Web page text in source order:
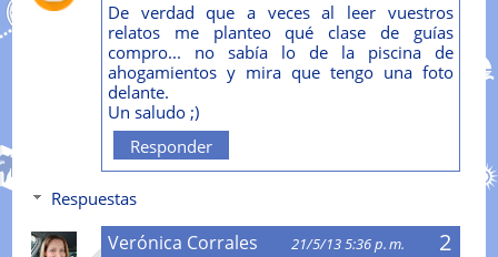
De verdad que a veces al leer vuestros
relatos me planteo qué clase de guías
compro... no sabía lo de la piscina de
ahogamientos y mira que tengo una foto
delante.
Un saludo ;)
Responder
Respuestas
Verónica Corrales 21/5/13 5:36 p. m.